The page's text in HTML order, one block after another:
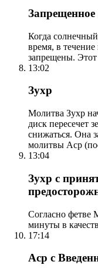
Когда
время, в
запрещены. Этот
13:02
Зухр
Молитва Зухр
диск пересечет
снижаться. Она
молитвы Аср
13:04
Зухр с
Согласно фетве
минуты в
17:14
Аср с